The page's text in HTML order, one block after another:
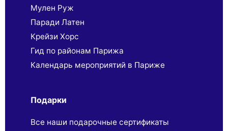
Мулен Руж
Паради Латен
Крейзи Хорс
Гид по районам Парижа
Календарь мероприятий в Париже
Подарки
Все наши подарочные сертификаты